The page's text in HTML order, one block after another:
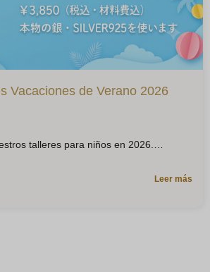
Vacaciones de Verano 2026
talleres para niños en 2026.
Leer más